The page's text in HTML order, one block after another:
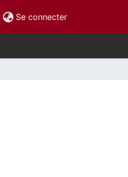
Se connecter(current)